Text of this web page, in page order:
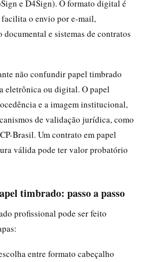
e D4Sign). O formato digital é
o envio por e-mail,
documental e sistemas de contratos
não confundir papel timbrado
eletrônica ou digital. O papel
e a imagem institucional,
de validação jurídica, como
Brasil. Um contrato em papel
válida pode ter valor probatório
timbrado: passo a passo
profissional pode ser feito
entre formato cabeçalho